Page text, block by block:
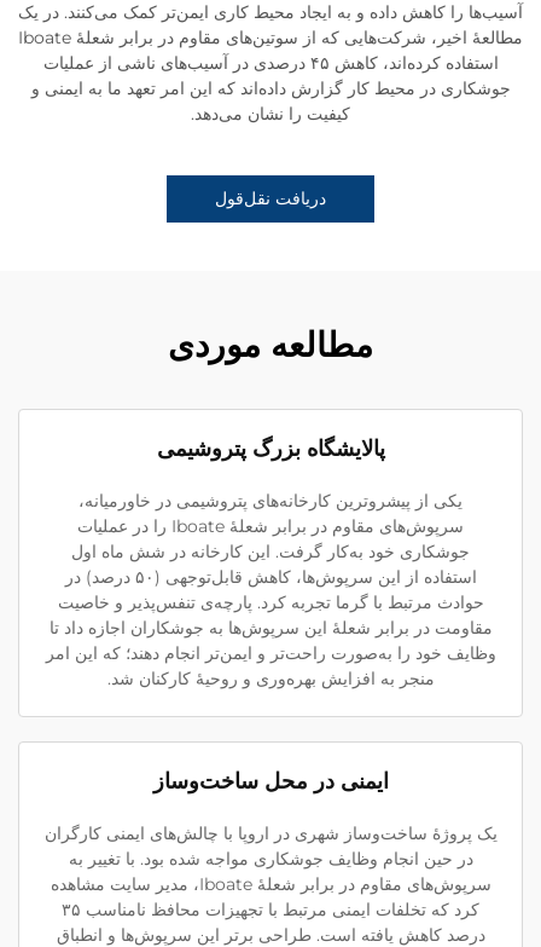
آسیب‌ها را کاهش داده و به ایجاد محیط کاری ایمن‌تر کمک می‌کنند. در یک
مطالعهٔ اخیر، شرکت‌هایی که از سوتین‌های مقاوم در برابر شعلهٔ Iboate
استفاده کرده‌اند، کاهش ۴۵ درصدی در آسیب‌های ناشی از عملیات
جوشکاری در محیط کار گزارش داده‌اند که این امر تعهد ما به ایمنی و
کیفیت را نشان می‌دهد.
دریافت نقل‌قول
مطالعه موردی
پالایشگاه بزرگ پتروشیمی
یکی از پیشروترین کارخانه‌های پتروشیمی در خاورمیانه،
سرپوش‌های مقاوم در برابر شعلهٔ Iboate را در عملیات
جوشکاری خود به‌کار گرفت. این کارخانه در شش ماه اول
استفاده از این سرپوش‌ها، کاهش قابل‌توجهی (۵۰ درصد) در
حوادث مرتبط با گرما تجربه کرد. پارچه‌ی تنفس‌پذیر و خاصیت
مقاومت در برابر شعلهٔ این سرپوش‌ها به جوشکاران اجازه داد تا
وظایف خود را به‌صورت راحت‌تر و ایمن‌تر انجام دهند؛ که این امر
منجر به افزایش بهره‌وری و روحیهٔ کارکنان شد.
ایمنی در محل ساخت‌وساز
یک پروژهٔ ساخت‌وساز شهری در اروپا با چالش‌های ایمنی کارگران
در حین انجام وظایف جوشکاری مواجه شده بود. با تغییر به
سرپوش‌های مقاوم در برابر شعلهٔ Iboate، مدیر سایت مشاهده
کرد که تخلفات ایمنی مرتبط با تجهیزات محافظ نامناسب ۳۵
درصد کاهش یافته است. طراحی برتر این سرپوش‌ها و انطباق